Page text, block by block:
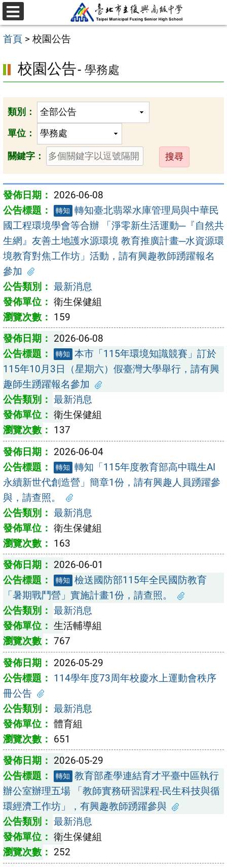
跳
至
主
內
容
區
選
單
首頁 > 校園公告
校園公告- 學務處
類別：
單位：
關鍵字：
送
出
2026-06-08
轉知 轉知臺北翡翠水庫管理局與中華民
國工程環境學會等合辦 「淨零新生活運動─『自然共
生網』友善土地護水源環境 教育推廣計畫─水資源環
境教育對焦工作坊」活動，請有興趣教師踴躍報名
參加
最新消息
衛生保健組
159
2026-06-08
轉知 本市「115年環境知識競賽」訂於
115年10月3日（星期六）假臺灣大學舉行，請有興
趣師生踴躍報名參加
最新消息
衛生保健組
137
2026-06-04
轉知 轉知「115年度教育部高中職生AI
永續新世代創造營」簡章1份，請有興趣人員踴躍參
與，請查照。
最新消息
衛生保健組
163
2026-06-01
轉知 檢送國防部115年全民國防教育
「暑期戰鬥營」實施計畫1份，請查照。
最新消息
生活輔導組
767
2026-05-29
114學年度73周年校慶水上運動會秩序
冊公告
最新消息
體育組
651
2026-05-29
轉知 教育部產學連結育才平臺中區執行
辦公室辦理五場 「教師實務研習課程-民生科技與循
環經濟工作坊」，有興趣教師踴躍參與
最新消息
衛生保健組
252